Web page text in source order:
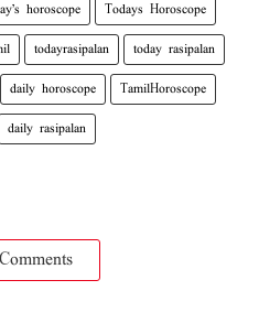
horoscope Todays Horoscope
todayrasipalan today rasipalan
daily horoscope TamilHoroscope
daily rasipalan